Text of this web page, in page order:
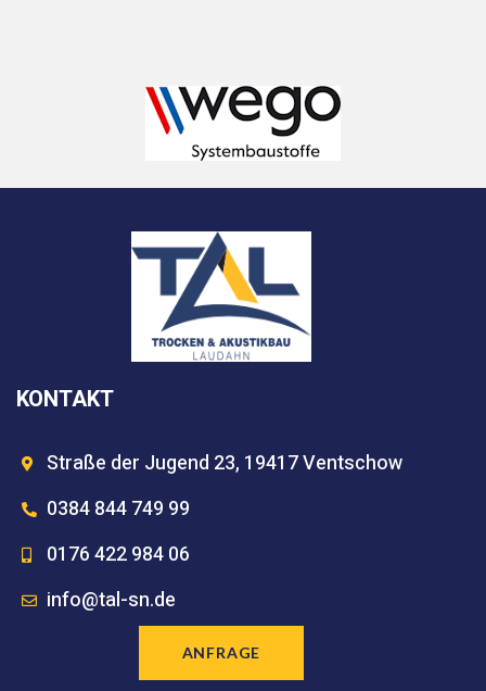
KONTAKT
Straße der Jugend 23, 19417 Ventschow
0384 844 749 99
0176 422 984 06
info@tal-sn.de
ANFRAGE